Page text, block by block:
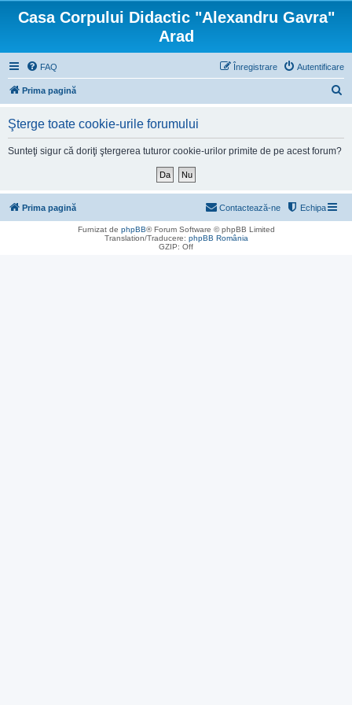
Casa Corpului Didactic "Alexandru Gavra"
Arad
FAQ Autentificare
Înregistrare
Prima pagină
Şterge toate cookie-urile forumului
Sunteţi sigur că doriţi ştergerea tuturor cookie-urilor primite de pe acest forum?
Prima pagină Echipa
Contactează-ne
Furnizat de phpBB® Forum Software © phpBB Limited
Translation/Traducere: phpBB România
GZIP: Off